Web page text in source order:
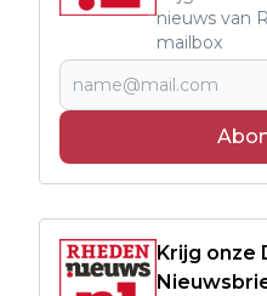
nieuws van
mailbox
Krijg onze